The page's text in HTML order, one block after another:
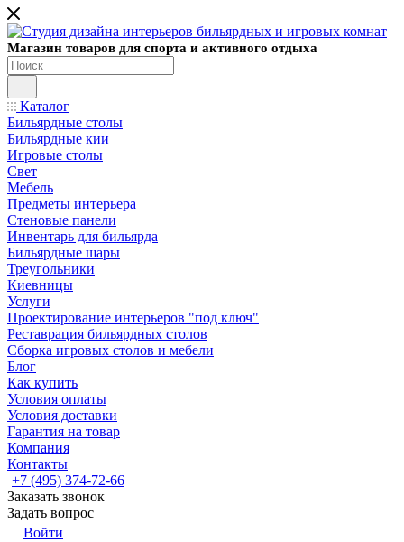
Магазин товаров для спорта и активного отдыха
Каталог
Бильярдные столы
Бильярдные кии
Игровые столы
Свет
Мебель
Предметы интерьера
Стеновые панели
Инвентарь для бильярда
Бильярдные шары
Треугольники
Киевницы
Услуги
Проектирование интерьеров "под ключ"
Реставрация бильярдных столов
Сборка игровых столов и мебели
Блог
Как купить
Условия оплаты
Условия доставки
Гарантия на товар
Компания
Контакты
+7 (495) 374-72-66
Заказать звонок
Задать вопрос
Войти